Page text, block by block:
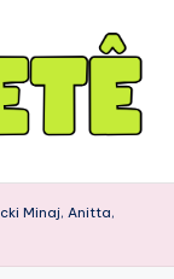
Minaj, Anitta,